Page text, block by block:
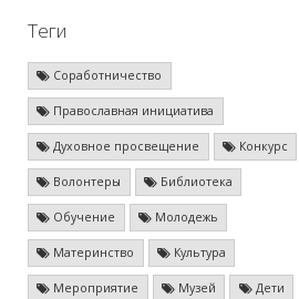
Теги
Соработничество
Православная инициатива
Духовное просвещение Конкурс
Волонтеры Библиотека
Обучение Молодежь
Материнство Культура
Мероприятие Музей Дети